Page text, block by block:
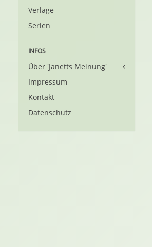
Verlage
Serien
INFOS
Über 'Janetts Meinung'
Impressum
Kontakt
Datenschutz